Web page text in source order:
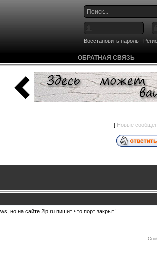
Восстановить пароль |
ОБРАТНАЯ СВЯЗЬ
[ Новые
но на сайте 2ip.ru пишит что порт закрыт!